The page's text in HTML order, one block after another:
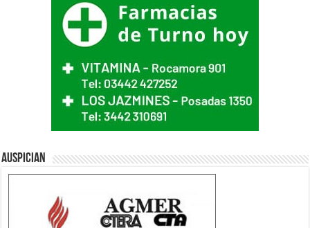
Auspician